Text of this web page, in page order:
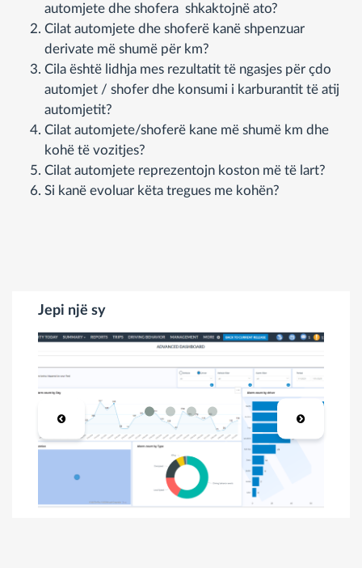
automjete dhe shofera shkaktojnë ato?
Cilat automjete dhe shoferë kanë shpenzuar
derivate më shumë për km?
Cila është lidhja mes rezultatit të ngasjes për çdo
automjet / shofer dhe konsumi i karburantit të atij
automjetit?
Cilat automjete/shoferë kane më shumë km dhe
kohë të vozitjes?
Cilat automjete reprezentojn koston më të lart?
Si kanë evoluar këta tregues me kohën?
Jepi një sy